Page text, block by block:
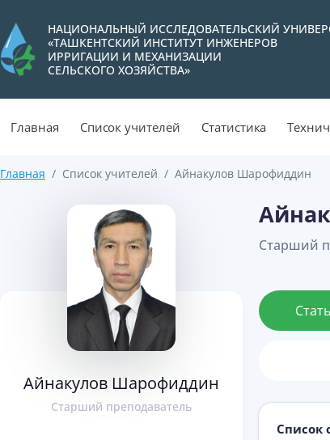
НАЦИОНАЛЬНЫЙ ИССЛЕДОВАТЕЛЬСКИЙ
«ТАШКЕНТСКИЙ ИНСТИТУТ ИНЖЕНЕРОВ
ИРРИГАЦИИ И МЕХАНИЗАЦИИ
СЕЛЬСКОГО ХОЗЯЙСТВА»
Главная Список учителей Статистика
Главная Список учителей Айнакулов Шарофиддин
Айнакулов Шарофиддин
Старший преподаватель
Старший
Список